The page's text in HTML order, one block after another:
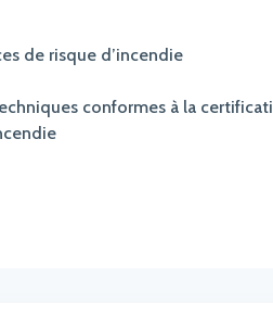
de risque d’incendie
conformes à la